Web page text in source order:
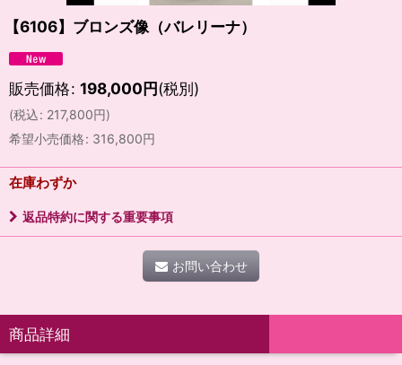
【6106】ブロンズ像（バレリーナ）
販売価格: 198,000円(税別)
(税込: 217,800円)
希望小売価格: 316,800円
在庫わずか
返品特約に関する重要事項
お問い合わせ
商品詳細